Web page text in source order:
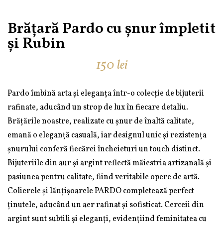
Brățară Pardo cu șnur împletit
și Rubin
150 lei
Pardo îmbină arta și eleganța într-o colecție de bijuterii
rafinate, aducând un strop de lux în fiecare detaliu.
Brățările noastre, realizate cu șnur de înaltă calitate,
emană o eleganță casuală, iar designul unic și rezistența
șnurului conferă fiecărei încheieturi un touch distinct.
Bijuteriile din aur și argint reflectă măiestria artizanală și
pasiunea pentru calitate, fiind veritabile opere de artă.
Colierele și lănțișoarele PARDO completează perfect
ținutele, aducând un aer rafinat și sofisticat. Cerceii din
argint sunt subtili și eleganți, evidențiind feminitatea cu